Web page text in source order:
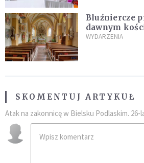
Bluźniercze
dawnym
stanowczo
WYDARZENIA
SKOMENTUJ ARTYKUŁ
Atak na zakonnicę w Bielsku Podlaskim. 26-